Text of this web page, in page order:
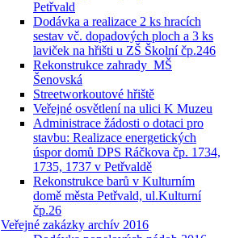
Petřvald
Dodávka a realizace 2 ks hracích
sestav vč. dopadových ploch a 3 ks
laviček na hřišti u ZŠ Školní čp.246
Rekonstrukce zahrady_MŠ
Šenovská
Streetworkoutové hřiště
Veřejné osvětlení na ulici K Muzeu
Administrace žádosti o dotaci pro
stavbu: Realizace energetických
úspor domů DPS Ráčkova čp. 1734,
1735, 1737 v Petřvaldě
Rekonstrukce barů v Kulturním
domě města Petřvald, ul.Kulturní
čp.26
Veřejné zakázky archív 2016